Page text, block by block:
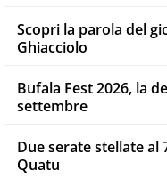
Scopri la parola del
Ghiacciolo
Bufala Fest 2026, la
settembre
Due serate stellate al
Quatu